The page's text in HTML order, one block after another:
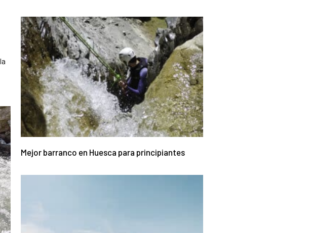
Mejor barranco en Huesca para principiantes